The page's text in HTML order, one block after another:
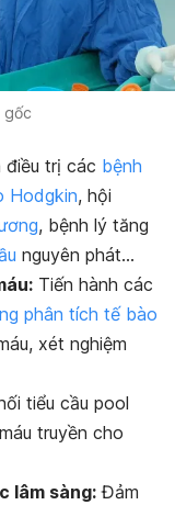
gốc
điều trị các bệnh
Hodgkin, hội
, bệnh lý tăng
nguyên phát…
Tiến hành các
phân tích tế bào
xét nghiệm
tiểu cầu pool
truyền cho
lâm sàng: Đảm